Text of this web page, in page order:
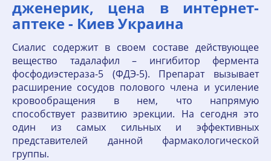
дженерик, цена в интернет-
аптеке - Киев Украина
Сиалис содержит в своем составе действующее
вещество тадалафил – ингибитор фермента
фосфодиэстераза-5 (ФДЭ-5). Препарат вызывает
расширение сосудов полового члена и усиление
кровообращения в нем, что напрямую
способствует развитию эрекции. На сегодня это
один из самых сильных и эффективных
представителей данной фармакологической
группы.